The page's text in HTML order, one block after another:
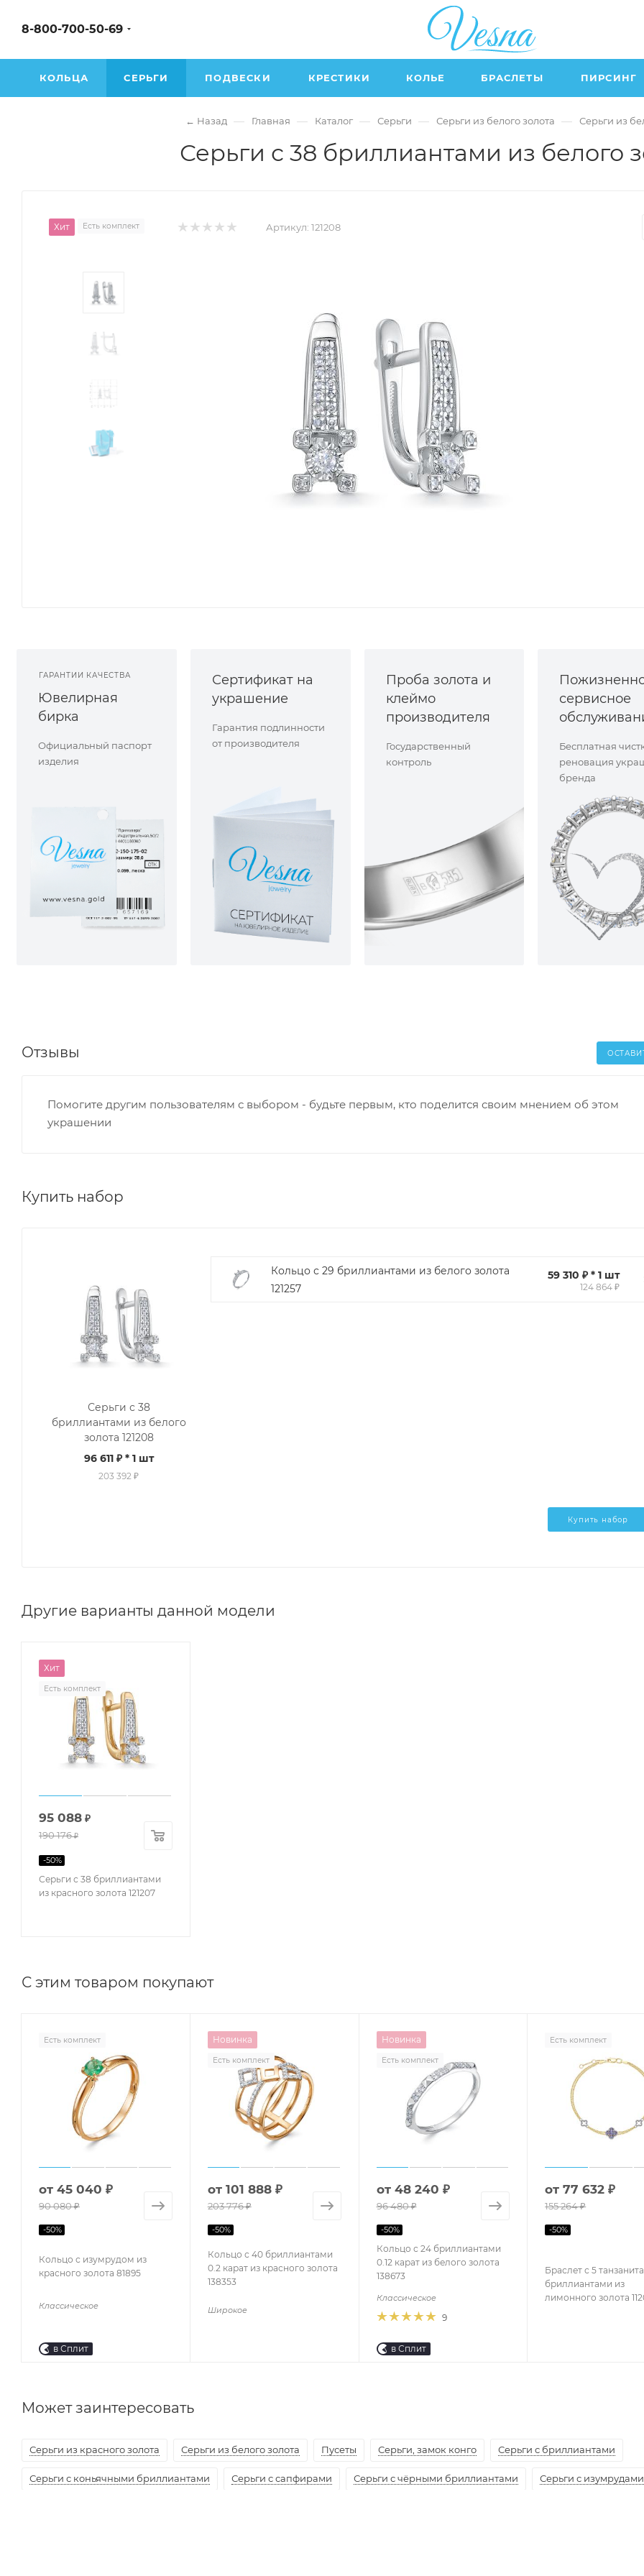
8-800-700-50-69
КОЛЬЦА СЕРЬГИ ПОДВЕСКИ КРЕСТИКИ КОЛЬЕ БРАСЛЕТЫ ПИРСИНГ
← Назад — Главная — Каталог — Серьги — Серьги из белого золота — Серьги из
Серьги с 38 бриллиантами из белого
Хит Есть комплект Артикул: 121208
ГАРАНТИИ КАЧЕСТВА
Ювелирная
бирка
Официальный паспорт
изделия
Сертификат на
украшение
Гарантия подлинности
от производителя
Проба золота и
клеймо
производителя
Государственный
контроль
сервисное
Бесплатная
реновация
бренда
Отзывы
Помогите другим пользователям с выбором - будьте первым, кто поделится своим мнением об этом
украшении
Купить набор
Серьги с 38
бриллиантами из белого
золота 121208
96 611 ₽* 1 шт
203 392 ₽
Кольцо с 29 бриллиантами из белого золота
121257
59 310 ₽ * 1 шт
124 864 ₽
Купить набор
Другие варианты данной модели
Хит
Есть комплект
Серьги с 38 бриллиантами
из красного золота 121207
95 088 ₽
190 176₽
-50%
С этим товаром покупают
Есть комплект
Кольцо с изумрудом из
красного золота 81895
Классическое
от 45 040 ₽
90 080 ₽
-50%
в Сплит
Новинка
Есть комплект
Кольцо с 40 бриллиантами
0.2 карат из красного золота
138353
Широкое
от 101 888 ₽
203 776 ₽
-50%
Новинка
Есть комплект
9
Кольцо с 24 бриллиантами
0.12 карат из белого золота
138673
Классическое
от 48 240 ₽
96 480 ₽
-50%
в Сплит
Есть комплект
Браслет с 5
бриллиантами из
лимонного золота
от77 632 ₽
155 264 ₽
-50%
Может заинтересовать
Серьги из красного золота Серьги из белого золота Пусеты Серьги, замок конго Серьги с бриллиантами
Серьги с коньячными бриллиантами Серьги с сапфирами Серьги с чёрными бриллиантами Серьги с изумрудами